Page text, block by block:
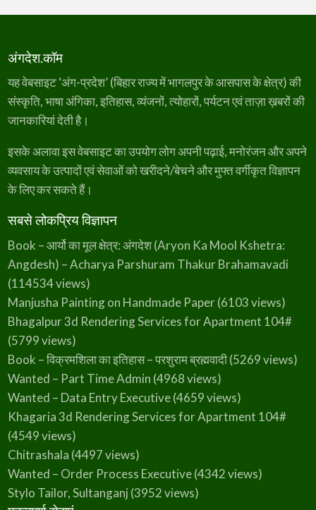
अंगदेश.कॉम
यह वेबसाइट ‘अंग-प्रदेश’ (बिहार राज्य में भागलपुर के आसपास के क्षेत्र) की
संस्कृति, भाषा अंगिका, इतिहास, व्यंजनों, त्योहारों, पर्यटन एवं ताज़ा ख़बरों की
जानकारियां देती है।
इसके अलावा इस वेबसाइट का उपयोग लोग अपनी पढ़ाई, मनोरंजन और अपने
व्यवसाय के उत्पादों एवं सेवाओं को खरीदने/बेचने और मुफ्त वर्गीकृत विज्ञापन
के लिए कर सकते हैं।
सबसे लोकप्रिय विज्ञापन
Book – आर्यो का मूल क्षेत्र: अंगदेश (Aryon Ka Mool Kshetra:
Angdesh) – Acharya Parshuram Thakur Brahamavadi
(114534 views)
Manjusha Painting on Handmade Paper(6103 views)
Bhagalpur 3d Rendering Services for Apartment 104#
(5799 views)
Book – विक्रमशिला का इतिहास – परशुराम ब्रह्मवादी(5269 views)
Wanted – Part Time Admin (4968 views)
Wanted – Data Entry Executive(4659 views)
Khagaria 3d Rendering Services for Apartment 104#
(4549 views)
Chitrashala (4497 views)
Wanted – Order Process Executive(4342 views)
Stylo Tailor, Sultanganj (3952 views)